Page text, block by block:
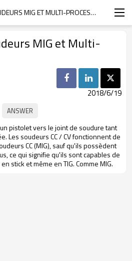
QUE SONT LES SOUDEURS MIG ET MULTI-PROCESS?
MIG et Multi-
2018/6/19
pistolet vers le joint de soudure tant
Les soudeurs CC / CV fonctionnent de
CC (MIG), sauf qu'ils possèdent
ce qui signifie qu'ils sont capables de
stick et même en TIG. Comme MIG.